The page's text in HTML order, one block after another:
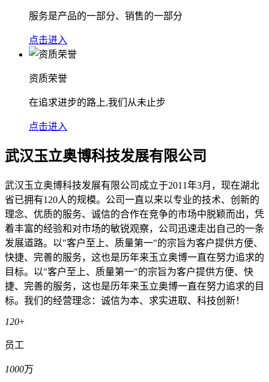
服务是产品的一部分、销售的一部分
点击进入
资质荣誉
在追求进步的路上,我们从未止步
点击进入
武汉玉立奥博科技发展有限公司
武汉玉立奥博科技发展有限公司成立于2011年3月，现在湖北
省已拥有120人的规模。公司一直以来以专业的技术、创新的
理念、优质的服务、诚信的合作在竞争的市场中脱颖而出，凭
着丰富的经验和对市场的敏锐观察，公司迅速走出自己的一条
发展道路。以"客户至上、质量第一"的宗旨为客户提供方便、
快捷、完善的服务，这也是历年来玉立奥博一直在努力追求的
目标。以"客户至上、质量第一"的宗旨为客户提供方便、快
捷、完善的服务，这也是历年来玉立奥博一直在努力追求的目
标。我们的经营理念：诚信为本、求实进取、科技创新！
120+
员工
1000万